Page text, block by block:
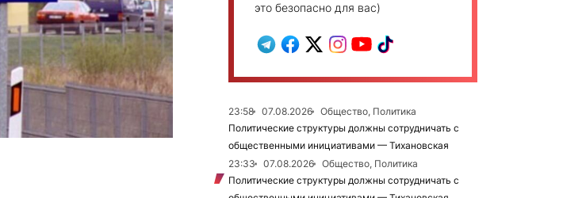
это безопасно для вас)
23:58 07.08.2026
Общество, Политика
Политические структуры должны сотрудничать с
общественными инициативами — Тихановская
23:33
07.08.2026
Общество, Политика
Политические структуры должны сотрудничать с